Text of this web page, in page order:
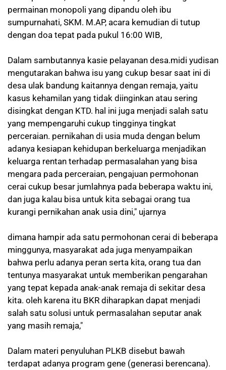
permainan monopoli yang dipandu oleh ibu
sumpurnahati, SKM. M.AP, acara kemudian di tutup
dengan doa tepat pada pukul 16:00 WIB,
Dalam sambutannya kasie pelayanan desa.midi yudisan
mengutarakan bahwa isu yang cukup besar saat ini di
desa ulak bandung kaitannya dengan remaja, yaitu
kasus kehamilan yang tidak diinginkan atau sering
disingkat dengan KTD. hal ini juga menjadi salah satu
yang mempengaruhi cukup tingginya tingkat
perceraian. pernikahan di usia muda dengan belum
adanya kesiapan kehidupan berkeluarga menjadikan
keluarga rentan terhadap permasalahan yang bisa
mengara pada perceraian, pengajuan permohonan
cerai cukup besar jumlahnya pada beberapa waktu ini,
dan juga kalau bisa untuk kita sebagai orang tua
kurangi pernikahan anak usia dini," ujarnya
dimana hampir ada satu permohonan cerai di beberapa
minggunya, masyarakat ada juga menyampaikan
bahwa perlu adanya peran serta kita, orang tua dan
tentunya masyarakat untuk memberikan pengarahan
yang tepat kepada anak-anak remaja di sekitar desa
kita. oleh karena itu BKR diharapkan dapat menjadi
salah satu solusi untuk permasalahan seputar anak
yang masih remaja,"
Dalam materi penyuluhan PLKB disebut bawah
terdapat adanya program gene (generasi berencana).